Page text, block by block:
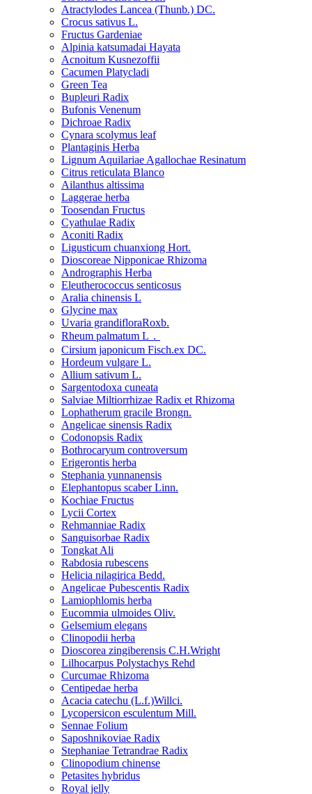
Atractylodes Lancea (Thunb.) DC.
Crocus sativus L.
Fructus Gardeniae
Alpinia katsumadai Hayata
Acnoitum Kusnezoffii
Cacumen Platycladi
Green Tea
Bupleuri Radix
Bufonis Venenum
Dichroae Radix
Cynara scolymus leaf
Plantaginis Herba
Lignum Aquilariae Agallochae Resinatum
Citrus reticulata Blanco
Ailanthus altissima
Laggerae herba
Toosendan Fructus
Cyathulae Radix
Aconiti Radix
Ligusticum chuanxiong Hort.
Dioscoreae Nipponicae Rhizoma
Andrographis Herba
Eleutherococcus senticosus
Aralia chinensis L
Glycine max
Uvaria grandifloraRoxb.
Rheum palmatum L．
Cirsium japonicum Fisch.ex DC.
Hordeum vulgare L.
Allium sativum L.
Sargentodoxa cuneata
Salviae Miltiorrhizae Radix et Rhizoma
Lophatherum gracile Brongn.
Angelicae sinensis Radix
Codonopsis Radix
Bothrocaryum controversum
Erigerontis herba
Stephania yunnanensis
Elephantopus scaber Linn.
Kochiae Fructus
Lycii Cortex
Rehmanniae Radix
Sanguisorbae Radix
Tongkat Ali
Rabdosia rubescens
Helicia nilagirica Bedd.
Angelicae Pubescentis Radix
Lamiophlomis herba
Eucommia ulmoides Oliv.
Gelsemium elegans
Clinopodii herba
Dioscorea zingiberensis C.H.Wright
Lilhocarpus Polystachys Rehd
Curcumae Rhizoma
Centipedae herba
Acacia catechu (L.f.)Willci.
Lycopersicon esculentum Mill.
Sennae Folium
Saposhnikoviae Radix
Stephaniae Tetrandrae Radix
Clinopodium chinense
Petasites hybridus
Royal jelly